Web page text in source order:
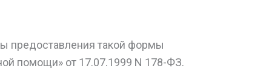
предоставления такой формы
помощи» от 17.07.1999 N 178-ФЗ.